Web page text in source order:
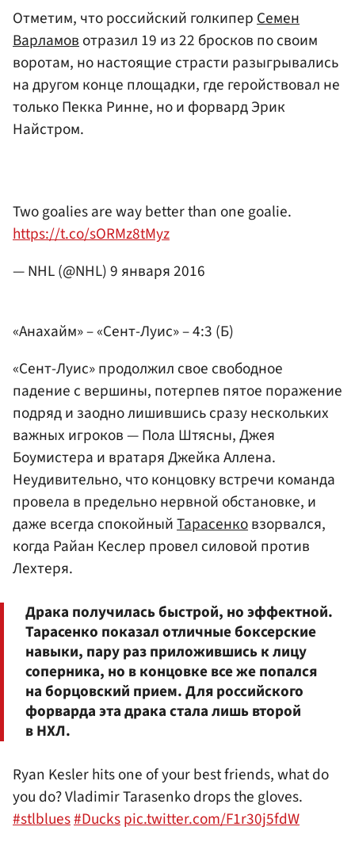
Отметим, что российский голкипер Семен
Варламов отразил 19 из 22 бросков по своим
воротам, но настоящие страсти разыгрывались
на другом конце площадки, где геройствовал не
только Пекка Ринне, но и форвард Эрик
Найстром.
Two goalies are way better than one goalie.
https://t.co/sORMz8tMyz
— NHL (@NHL)9 января 2016
«Анахайм» – «Сент-Луис» – 4:3 (Б)
«Сент-Луис» продолжил свое свободное
падение с вершины, потерпев пятое поражение
подряд и заодно лишившись сразу нескольких
важных игроков — Пола Штясны, Джея
Боумистера и вратаря Джейка Аллена.
Неудивительно, что концовку встречи команда
провела в предельно нервной обстановке, и
даже всегда спокойныйТарасенковзорвался,
когда Райан Кеслер провел силовой против
Лехтеря.
Драка получилась быстрой, но эффектной.
Тарасенко показал отличные боксерские
навыки, пару раз приложившись к лицу
соперника, но в концовке все же попался
на борцовский прием. Для российского
форварда эта драка стала лишь второй
в НХЛ.
Ryan Kesler hits one of your best friends, what do
you do? Vladimir Tarasenko drops the gloves.
#stlblues#Duckspic.twitter.com/F1r30j5fdW